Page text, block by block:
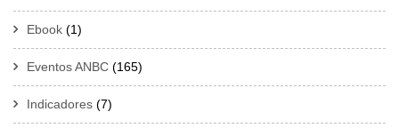
Ebook (1)
Eventos ANBC (165)
Indicadores (7)